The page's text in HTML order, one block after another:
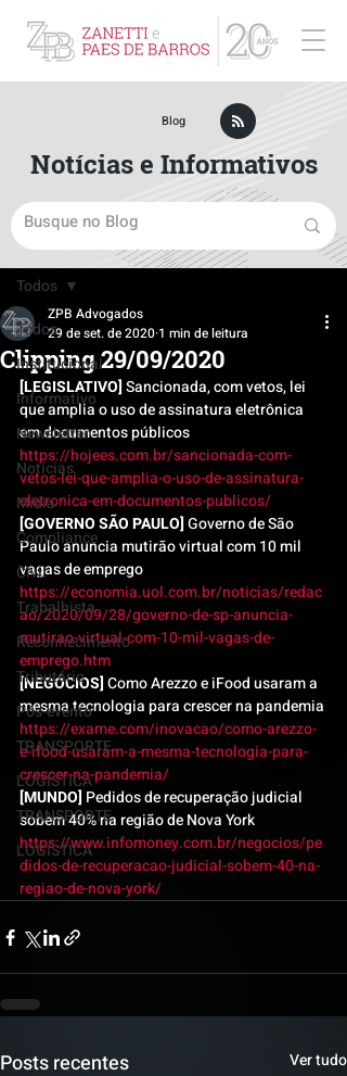
Post
Todos
Institucional
Informativo
Newsletter
Notícias
Mídia
Compliance
Civil
Trabalhista
Reconhecimento
Tributário
Pós-evento
TRANSPORTE
LOGISTICA
TRANSPORTE
LOGISTICA
Todos
Clipping 29/09/2020
ZPB Advogados
29 de set. de 2020 1 min de leitura
[LEGISLATIVO] Sancionada, com vetos, lei
que amplia o uso de assinatura eletrônica
em documentos públicos
https://hojees.com.br/sancionada-com-
vetos-lei-que-amplia-o-uso-de-assinatura-
eletronica-em-documentos-publicos/
[GOVERNO SÃO PAULO] Governo de São
Paulo anuncia mutirão virtual com 10 mil
vagas de emprego
https://economia.uol.com.br/noticias/redac
ao/2020/09/28/governo-de-sp-anuncia-
mutirao-virtual-com-10-mil-vagas-de-
emprego.htm
[NEGÓCIOS] Como Arezzo e iFood usaram a
mesma tecnologia para crescer na pandemia
https://exame.com/inovacao/como-arezzo-
e-ifood-usaram-a-mesma-tecnologia-para-
crescer-na-pandemia/
[MUNDO] Pedidos de recuperação judicial
sobem 40% na região de Nova York
https://www.infomoney.com.br/negocios/pe
didos-de-recuperacao-judicial-sobem-40-na-
regiao-de-nova-york/
Posts recentes Ver tudo
Blog
Notícias e Informativos